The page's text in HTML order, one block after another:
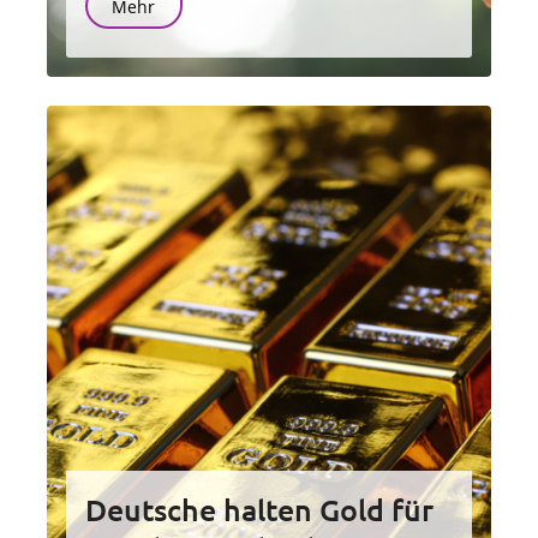
Mehr
Deutsche halten Gold für